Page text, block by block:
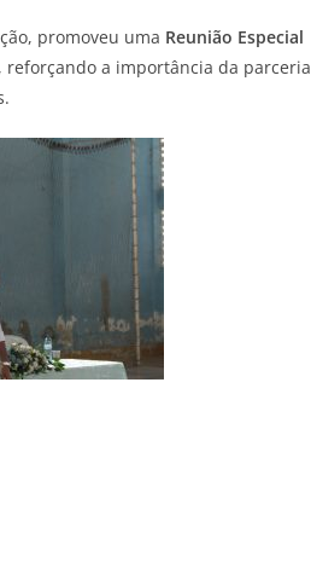
promoveu uma Reunião Especial
, reforçando a importância da parceria